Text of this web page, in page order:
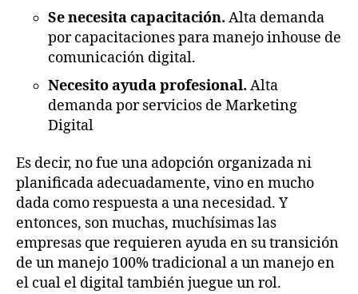
Se necesita capacitación. Alta demanda
por capacitaciones para manejo inhouse de
comunicación digital.
Necesito ayuda profesional. Alta
demanda por servicios de Marketing
Digital
Es decir, no fue una adopción organizada ni
planificada adecuadamente, vino en mucho
dada como respuesta a una necesidad. Y
entonces, son muchas, muchísimas las
empresas que requieren ayuda en su transición
de un manejo 100% tradicional a un manejo en
el cual el digital también juegue un rol.